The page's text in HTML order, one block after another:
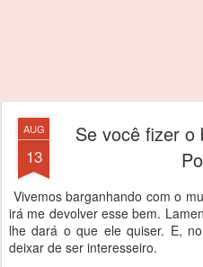
AUG
13
Se você fizer o
Vivemos barganhando com o
irá me devolver esse bem.
lhe dará o que ele quiser. E,
deixar de ser interesseiro.